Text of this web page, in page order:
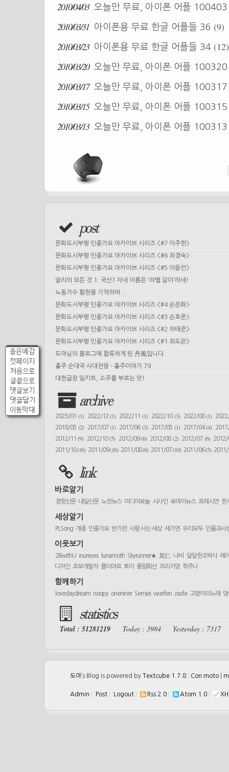
좋은예감
첫페이지
처음으로
글끝으로
댓글보기
댓글달기
이동막대
2010/04/03 오늘만 무료, 아이폰 어플
2010/03/31 아이폰용 무료 한글 어플들 36 (9)
2010/03/23
아이폰용 무료 한글 어플들 34 (12)
2010/03/20 오늘만 무료, 아이폰 어플
2010/03/17 오늘만 무료, 아이폰 어플
2010/03/15 오늘만 무료, 아이폰 어플
2010/03/13 오늘만 무료, 아이폰 어플
post
문화도시부평 민중가요 아카이브 시리즈 <#7 이주헌>
문화도시부평 민중가요 아카이브 시리즈 <#6 최경숙>
문화도시부평 민중가요 아카이브 시리즈 <#5 이동언>
알리의 모든 것 1. 국산? 자네 이름은 '라벨 갈이'라네!
노동가수 황현을 기억하며...
문화도시부평 민중가요 아카이브 시리즈 <#4 손은화>
문화도시부평 민중가요 아카이브 시리즈 <#3 손호준>
문화도시부평 민중가요 아카이브 시리즈 <#2 하태준>
문화도시부평 민중가요 아카이브 시리즈 <#1 최도은>
도아님의 블로그에 합류하게 된 丹風입니다.
충주 순대국 사대천왕 - 충주이야기 79
대한곱창 밀키트, 소주를 부르는 맛!
archive
2023/01 (1) 2022/12(1) 2022/11(1) 2022/10 (3) 2022/08(1)
2018/05 (2) 2017/07(1) 2017/06(3) 2017/05 (1) 2017/04(4)
2012/11(9) 2012/10(5) 2012/09(6) 2012/08 (2) 2012/07 (6)
2011/10(16) 2011/09(16) 2011/08(6) 2011/07(10) 2011/06(5)
link
바로알기
경향신문 내일신문 노컷뉴스 미디어오늘 시사인 오마이뉴스 프레시안 한
세상알기
PLSong 개종 민중가요 반기련 사람 사는 세상 세기연 우리모두 인물과사
이웃보기
2BwithU inureyes lunamoth Skyrunner★ 其仁 나비 달달한조박사 레
디자인 초보개발자 클리아르 토이 풍림화산 프리지앙 학주니
함께하기
lovedaydream noopy oneniner Semjei wurifen zasfe 고양이의노래
statistics
Total : 51281219 Today : 3984 Yesterday : 7317
도아’s Blog is powered by Textcube 1.7.8 : Con moto
Admin Post Logout Rss 2.0 Atom 1.0